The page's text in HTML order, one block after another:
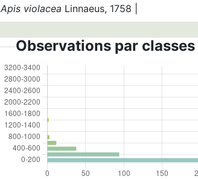
Apis violacea Linnaeus, 1758 |
Observations par